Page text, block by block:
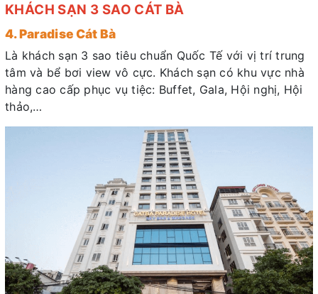
KHÁCH SẠN 3 SAO CÁT BÀ
4. Paradise Cát Bà
Là khách sạn 3 sao tiêu chuẩn Quốc Tế với vị trí trung
tâm và bể bơi view vô cực. Khách sạn có khu vực nhà
hàng cao cấp phục vụ tiệc: Buffet, Gala, Hội nghị, Hội
thảo,…